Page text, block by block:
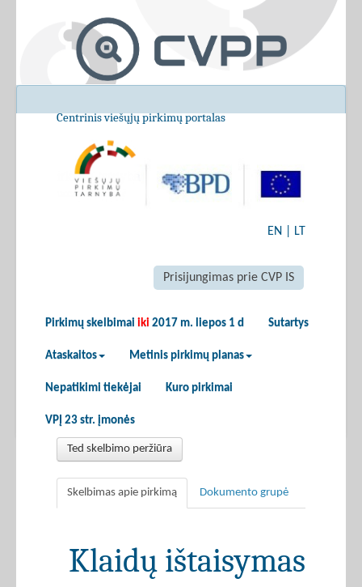
Centrinis viešųjų pirkimų portalas
EN LT
Prisijungimas prie CVP IS
Pirkimų skelbimai iki 2017 m. liepos 1 d Sutartys
Ataskaitos Metinis pirkimų planas
Nepatikimi tiekėjai Kuro pirkimai
VPĮ 23 str. įmonės
Ted skelbimo peržiūra
Skelbimas apie pirkimą Dokumento grupė
Klaidų ištaisymas